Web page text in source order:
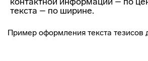
текста – по ширине.
Пример оформления текста тезисов